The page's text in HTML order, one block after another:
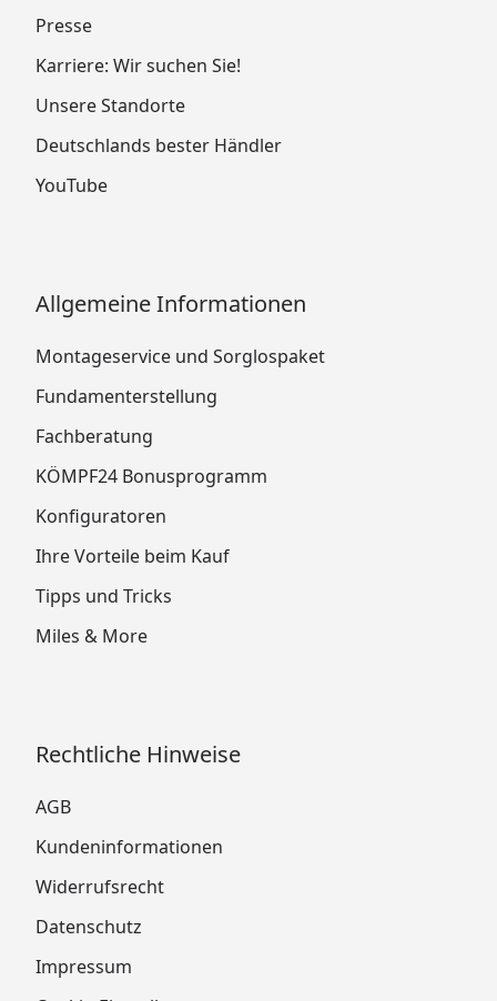
Presse
Karriere: Wir suchen Sie!
Unsere Standorte
Deutschlands bester Händler
YouTube
Allgemeine Informationen
Montageservice und Sorglospaket
Fundamenterstellung
Fachberatung
KÖMPF24 Bonusprogramm
Konfiguratoren
Ihre Vorteile beim Kauf
Tipps und Tricks
Miles & More
Rechtliche Hinweise
AGB
Kundeninformationen
Widerrufsrecht
Datenschutz
Impressum